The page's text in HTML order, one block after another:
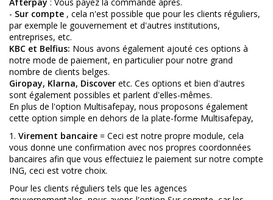
- Sur compte , cela n'est possible que pour les clients réguliers,
par exemple le gouvernement et d'autres institutions,
entreprises, etc.
KBC et Belfius: Nous avons également ajouté ces options à
notre mode de paiement, en particulier pour notre grand
nombre de clients belges.
Giropay, Klarna, Discover etc. Ces options et bien d'autres
sont également possibles et parlent d'elles-mêmes.
En plus de l'option Multisafepay, nous proposons également
cette option simple en dehors de la plate-forme Multisafepay,
1. Virement bancaire = Ceci est notre propre module, cela
vous donne une confirmation avec nos propres coordonnées
bancaires afin que vous effectuiez le paiement sur notre compte
ING, ceci est votre choix.
Pour les clients réguliers tels que les agences